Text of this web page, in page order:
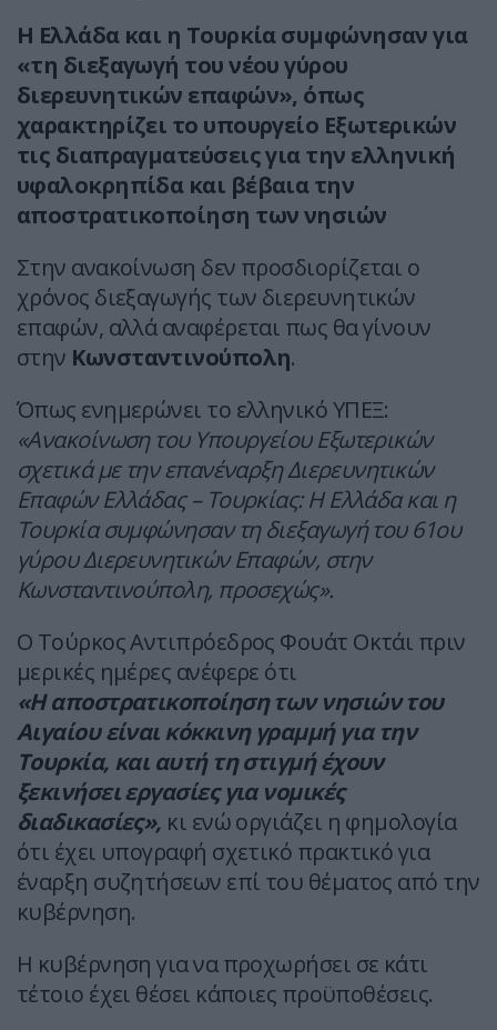
Η Ελλάδα και η Τουρκία συμφώνησαν για
«τη διεξαγωγή του νέου γύρου
διερευνητικών επαφών», όπως
χαρακτηρίζει το υπουργείο Εξωτερικών
τις διαπραγματεύσεις για την ελληνική
υφαλοκρηπίδα και βέβαια την
αποστρατικοποίηση των νησιών
Στην ανακοίνωση δεν προσδιορίζεται ο
χρόνος διεξαγωγής των διερευνητικών
επαφών, αλλά αναφέρεται πως θα γίνουν
στην Κωνσταντινούπολη.
Όπως ενημερώνει το ελληνικό ΥΠΕΞ:
«Ανακοίνωση του Υπουργείου Εξωτερικών
σχετικά με την επανέναρξη Διερευνητικών
Επαφών Ελλάδας – Τουρκίας: Η Ελλάδα και η
Τουρκία συμφώνησαν τη διεξαγωγή του 61ου
γύρου Διερευνητικών Επαφών, στην
Κωνσταντινούπολη, προσεχώς».
Ο Τούρκος Αντιπρόεδρος Φουάτ Οκτάι πριν
μερικές ημέρες ανέφερε ότι
«Η αποστρατικοποίηση των νησιών του
Αιγαίου είναι κόκκινη γραμμή για την
Τουρκία, και αυτή τη στιγμή έχουν
ξεκινήσει εργασίες για νομικές
διαδικασίες», κι ενώ οργιάζει η φημολογία
ότι έχει υπογραφή σχετικό πρακτικό για
έναρξη συζητήσεων επί του θέματος από την
κυβέρνηση.
Η κυβέρνηση για να προχωρήσει σε κάτι
τέτοιο έχει θέσει κάποιες προϋποθέσεις.